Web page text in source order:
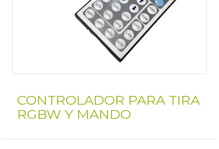
CONTROLADOR PARA TIRA
RGBW Y MANDO